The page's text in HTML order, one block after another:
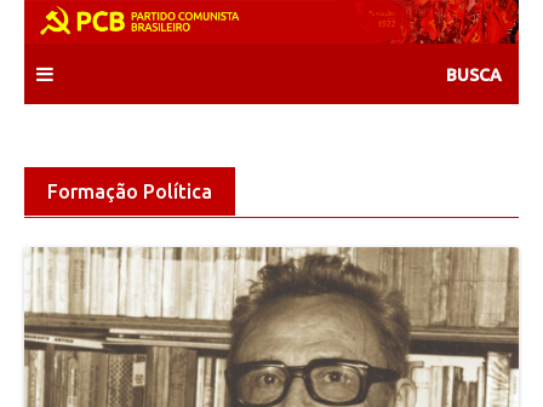
content
Formação Política